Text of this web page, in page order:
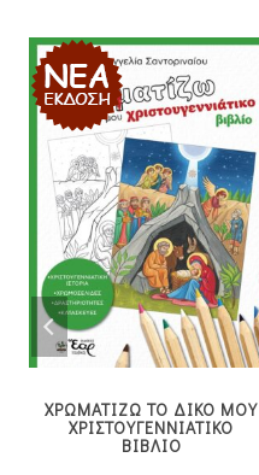
ΧΡΩΜΑΤΙΖΩ ΤΟ ΔΙΚΟ ΜΟΥ
ΧΡΙΣΤΟΥΓΕΝΝΙΑΤΙΚΟ
ΒΙΒΛΙΟ